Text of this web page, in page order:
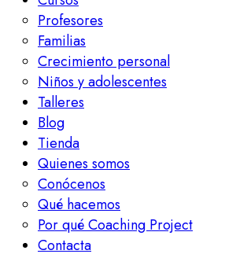
Profesores
Familias
Crecimiento personal
Niños y adolescentes
Talleres
Blog
Tienda
Quienes somos
Conócenos
Qué hacemos
Por qué Coaching Project
Contacta